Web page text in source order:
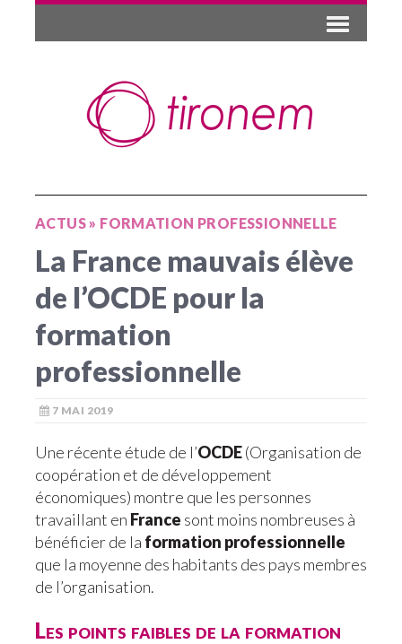
ACTUS» FORMATION PROFESSIONNELLE
La France mauvais élève
de l’OCDE pour la
formation
professionnelle
7 MAI 2019
Une récente étude de l’OCDE(Organisation de
coopération et de développement
économiques) montre que les personnes
travaillant en France sont moins nombreuses à
bénéficier de la formation professionnelle
que la moyenne des habitants des pays membres
de l’organisation.
Les points faibles de la formation